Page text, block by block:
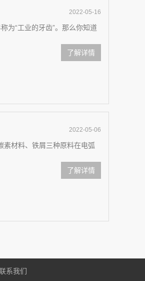
2022-05-16
为“工业的牙齿”。那么你知道
了解详情
2022-05-06
素材料、铁屑三种原料在电弧
了解详情
系我们